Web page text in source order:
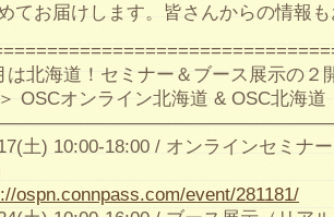
てお届けします。皆さんからの情報
は北海道！セミナー＆ブース展示の２
OSCオンライン北海道 & OSC北海道
土) 10:00-18:00 / オンラインセミナ
ospn.connpass.com/event/281181/